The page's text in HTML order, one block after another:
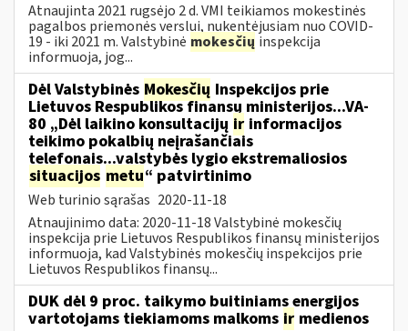
Atnaujinta 2021 rugsėjo 2 d. VMI teikiamos mokestinės
pagalbos priemonės verslui, nukentėjusiam nuo COVID-
19 - iki 2021 m. Valstybinė mokesčių inspekcija
informuoja, jog...
Dėl Valstybinės Mokesčių Inspekcijos prie
Lietuvos Respublikos finansų ministerijos...VA-
80 „Dėl laikino konsultacijų ir informacijos
teikimo pokalbių neįrašančiais
telefonais...valstybės lygio ekstremaliosios
situacijos metu“ patvirtinimo
Web turinio sąrašas 2020-11-18
Atnaujinimo data: 2020-11-18 Valstybinė mokesčių
inspekcija prie Lietuvos Respublikos finansų ministerijos
informuoja, kad Valstybinės mokesčių inspekcijos prie
Lietuvos Respublikos finansų...
DUK dėl 9 proc. taikymo buitiniams energijos
vartotojams tiekiamoms malkoms ir medienos